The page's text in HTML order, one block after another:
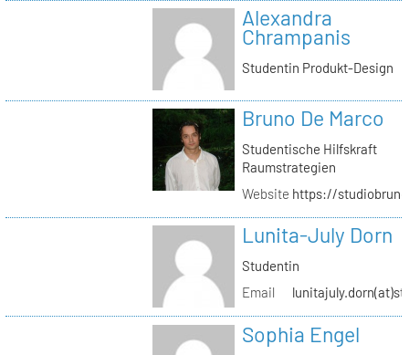
Alexandra
Chrampanis
Studentin Produkt-Design
Bruno De Marco
Studentische Hilfskraft
Raumstrategien
Website https://
Lunita-July Dorn
Studentin
Email
Sophia Engel